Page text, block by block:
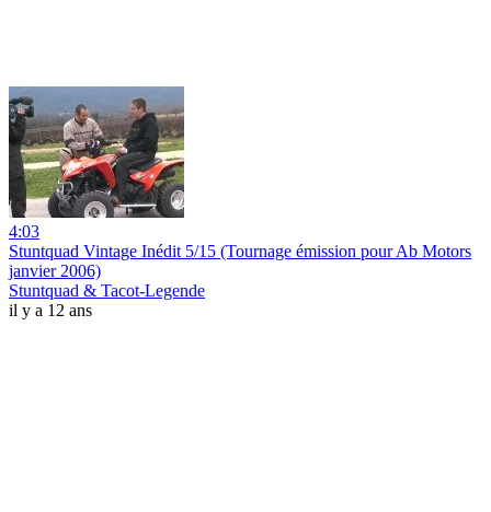
4:03
Stuntquad Vintage Inédit 5/15 (Tournage émission pour Ab Motors
janvier 2006)
Stuntquad & Tacot-Legende
il y a 12 ans